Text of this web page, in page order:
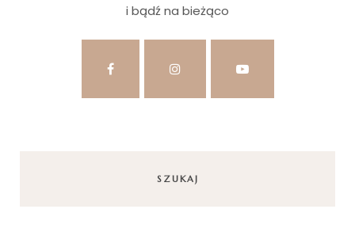
i bądź na bieżąco
SZUKAJ